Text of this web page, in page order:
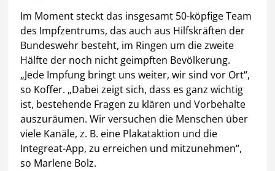
Im Moment steckt das insgesamt 50-köpfige Team
des Impfzentrums, das auch aus Hilfskräften der
Bundeswehr besteht, im Ringen um die zweite
Hälfte der noch nicht geimpften Bevölkerung.
„Jede Impfung bringt uns weiter, wir sind vor Ort“,
so Koffer. „Dabei zeigt sich, dass es ganz wichtig
ist, bestehende Fragen zu klären und Vorbehalte
auszuräumen. Wir versuchen die Menschen über
viele Kanäle, z. B. eine Plakataktion und die
Integreat-App, zu erreichen und mitzunehmen“,
so Marlene Bolz.